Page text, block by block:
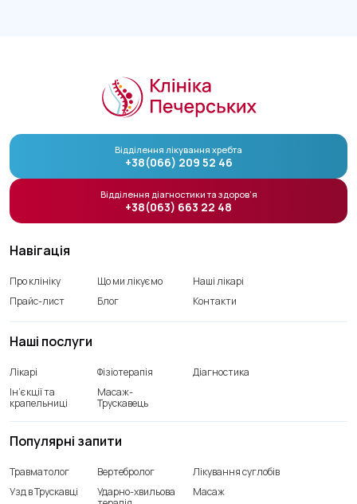
Навігація
Про клініку Що ми лікуємо
Наші лікарі
Прайс-лист
Блог Контакти
Наші послуги
Лікарі Фізіотерапія
Діагностика
Ін’єкції та
крапельниці
Масаж-
Трускавець
Популярні запити
Травматолог Вертебролог
Лікування суглобів
Узд в Трускавці
Ударно-хвильова
Масаж
Відділення лікування хребта
+38(066) 209 52 46
Відділення діагностики та здоров’я
+38(063) 663 22 48